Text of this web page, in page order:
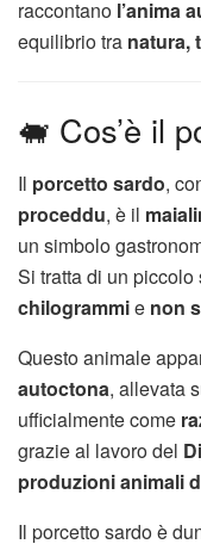
raccontano l’anima
equilibrio tra natura,
🐖 Cos’è il
Il porcetto sardo,
proceddu, è il
un simbolo
Si tratta di un piccolo
chilogrammie non
Questo animale
autoctona, allevata
ufficialmente come
grazie al lavoro del
produzioni animali
Il porcetto sardo è